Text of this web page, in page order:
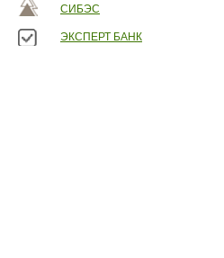
СИБЭС
ЭКСПЕРТ БАНК